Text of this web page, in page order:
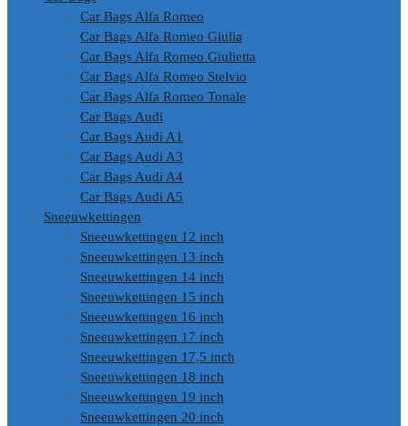
Car Bags Alfa Romeo
Car Bags Alfa Romeo Giulia
Car Bags Alfa Romeo Giulietta
Car Bags Alfa Romeo Stelvio
Car Bags Alfa Romeo Tonale
Car Bags Audi
Car Bags Audi A1
Car Bags Audi A3
Car Bags Audi A4
Car Bags Audi A5
Sneeuwkettingen
Sneeuwkettingen 12 inch
Sneeuwkettingen 13 inch
Sneeuwkettingen 14 inch
Sneeuwkettingen 15 inch
Sneeuwkettingen 16 inch
Sneeuwkettingen 17 inch
Sneeuwkettingen 17,5 inch
Sneeuwkettingen 18 inch
Sneeuwkettingen 19 inch
Sneeuwkettingen 20 inch